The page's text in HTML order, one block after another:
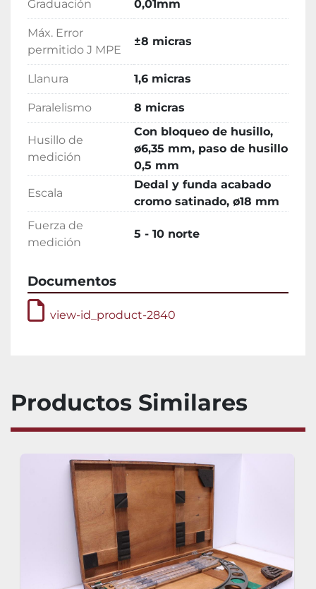
Graduación 0,01mm
Máx. Error
permitido J MPE
±8 micras
Llanura 1,6 micras
Paralelismo 8 micras
Husillo de
medición
Con bloqueo de husillo,
ø6,35 mm, paso de husillo
0,5 mm
Escala
Dedal y funda acabado
cromo satinado, ø18 mm
Fuerza de
medición
5 - 10 norte
Documentos
view-id_product-2840
Productos Similares